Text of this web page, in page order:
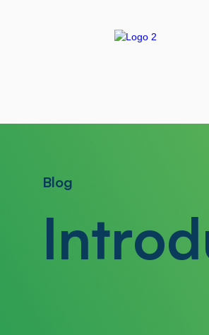
Blog